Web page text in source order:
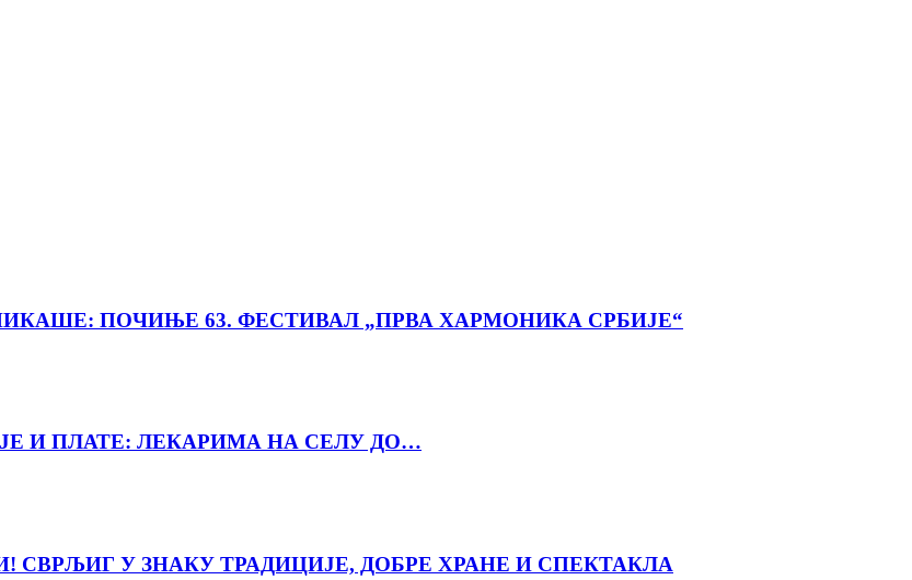
ПОЧИЊЕ 63. ФЕСТИВАЛ „ПРВА ХАРМОНИКА СРБИЈЕ“
И ПЛАТЕ: ЛЕКАРИМА НА СЕЛУ ДО…
У ЗНАКУ ТРАДИЦИЈЕ, ДОБРЕ ХРАНЕ И СПЕКТАКЛА